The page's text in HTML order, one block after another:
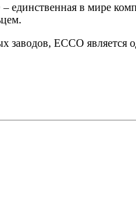
в мире
ECCO